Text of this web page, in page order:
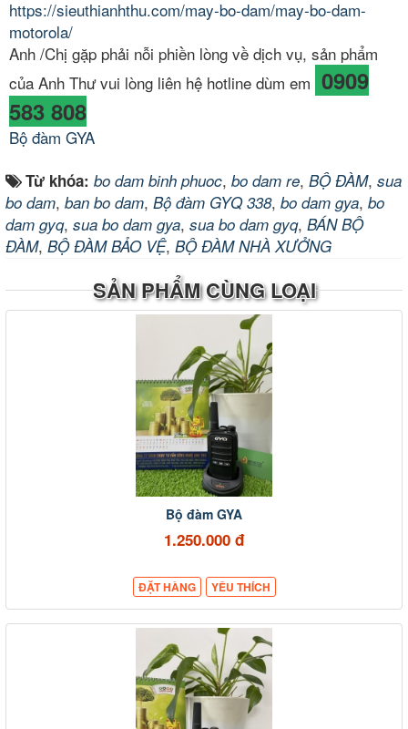
https://sieuthianhthu.com/may-bo-dam/may-bo-dam-
motorola/
Anh /Chị gặp phải nỗi phiền lòng về dịch vụ, sản phẩm
của Anh Thư vui lòng liên hệ hotline dùm em 0909
583 808
Bộ đàm GYA
Từ khóa: bo dam binh phuoc, bo dam re, BỘ ĐÀM, sua
bo dam, ban bo dam, Bộ đàm GYQ 338, bo dam gya, bo
dam gyq, sua bo dam gya, sua bo dam gyq, BÁN BỘ
ĐÀM, BỘ ĐÀM BẢO VỆ, BỘ ĐÀM NHÀ XƯỞNG
SẢN PHẨM CÙNG LOẠI
Bộ đàm GYA
1.250.000 đ
ĐẶT HÀNG YÊU THÍCH